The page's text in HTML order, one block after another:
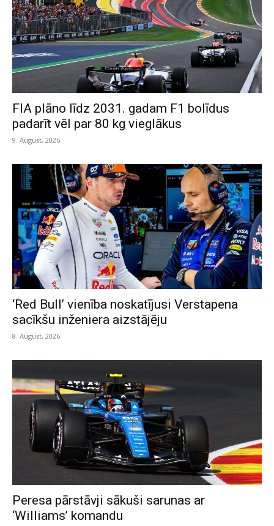
FIA plāno līdz 2031. gadam F1 bolīdus
padarīt vēl par 80 kg vieglākus
9. August, 2026
‘Red Bull’ vienība noskatījusi Verstapena
sacīkšu inženiera aizstājēju
8. August, 2026
Peresa pārstāvji sākuši sarunas ar
‘Williams’ komandu